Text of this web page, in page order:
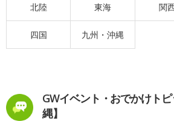
北陸 東海 関
四国 九州・沖縄
GWイベント・おでかけト
縄】